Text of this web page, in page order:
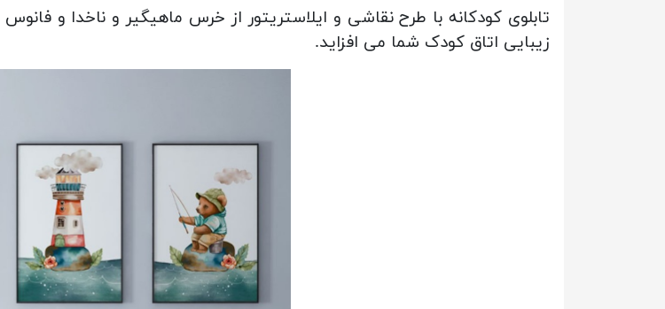
تابلوی کودکانه با طرح نقاشی و ایلاستریتور از خرس ماهیگیر و ناخدا و
زیبایی اتاق کودک شما می افزاید.